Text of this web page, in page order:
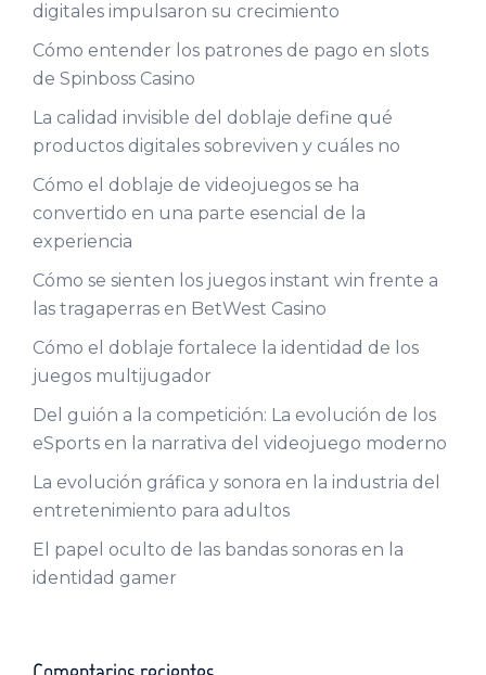
digitales impulsaron su crecimiento
Cómo entender los patrones de pago en slots
de Spinboss Casino
La calidad invisible del doblaje define qué
productos digitales sobreviven y cuáles no
Cómo el doblaje de videojuegos se ha
convertido en una parte esencial de la
experiencia
Cómo se sienten los juegos instant win frente a
las tragaperras en BetWest Casino
Cómo el doblaje fortalece la identidad de los
juegos multijugador
Del guión a la competición: La evolución de los
eSports en la narrativa del videojuego moderno
La evolución gráfica y sonora en la industria del
entretenimiento para adultos
El papel oculto de las bandas sonoras en la
identidad gamer